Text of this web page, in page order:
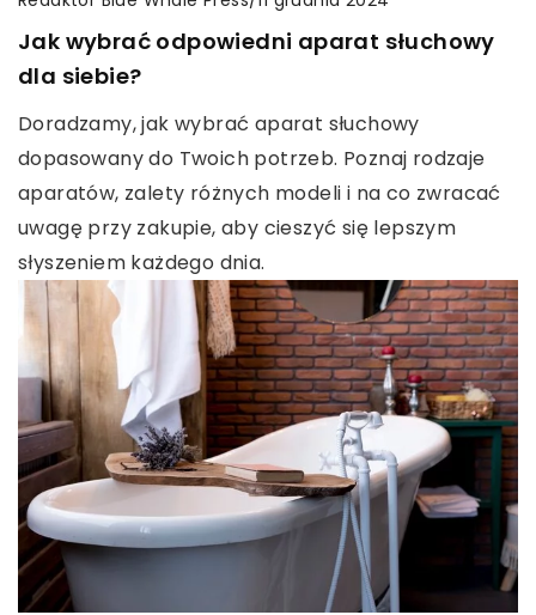
Jak wybrać odpowiedni aparat słuchowy
dla siebie?
Doradzamy, jak wybrać aparat słuchowy
dopasowany do Twoich potrzeb. Poznaj rodzaje
aparatów, zalety różnych modeli i na co zwracać
uwagę przy zakupie, aby cieszyć się lepszym
słyszeniem każdego dnia.